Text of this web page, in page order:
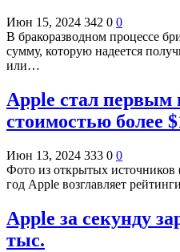
Июн 15, 2024 342 0 0
В бракоразводном процессе
сумму, которую надеется
или…
Apple стал первым
стоимостью более
Июн 13, 2024 333 0 0
Фото из открытых
год Apple возглавляет
Apple за секунду
тыс.